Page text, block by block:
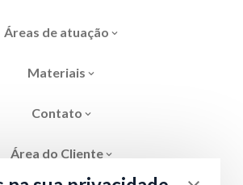
Áreas de atuação
Materiais
Contato
Área do Cliente